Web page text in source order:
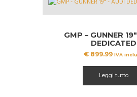
GMP – GUNNER
DEDICATED
€ 899.99 IVA
Leggi tutto